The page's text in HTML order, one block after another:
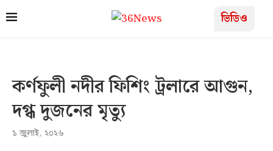
ভিডিও
কর্ণফুলী নদীর ফিশিং ট্রলারে আগুন,
দগ্ধ দুজনের মৃত্যু
১ জুলাই, ২০২৬